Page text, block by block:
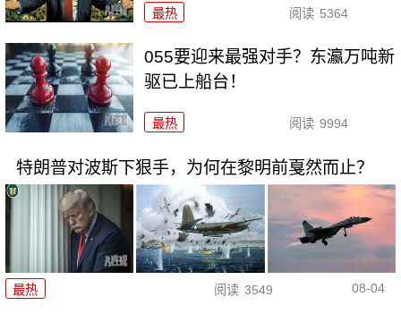
最热 阅读 5364
055要迎来最强对手？东瀛万吨新
驱已上船台！
最热 阅读 9994
特朗普对波斯下狠手，为何在黎明前戛然而止？
最热 阅读 3549 08-04